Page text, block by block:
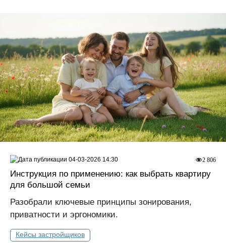
Инструкция по применению: как выбрать квартиру
для большой семьи
Разобрали ключевые принципы зонирования,
приватности и эргономики.
Кейсы застройщиков
2 806
04-03-2026 14:30